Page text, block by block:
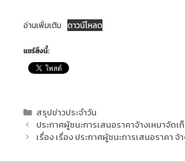
อ่านเพิ่มเติม ดาวน์โหลด
แชร์สิ่งนี้:
สรุปข่าวประจำวัน
ประกาศผู้ชนะการเสนอราคาจ้างเหมาจั
เรื่อง เรื่อง ประกาศผู้ชนะการเสนอราคา จ้